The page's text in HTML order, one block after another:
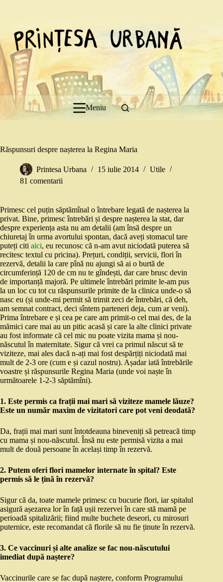
Meniu
Răspunsuri despre nașterea la Regina Maria
Printesa Urbana 15 iulie 2014
Utile
81 comentarii
Primesc cel puțin săptămînal o întrebare legată de nașterea la
privat. Bine, primesc întrebări și despre nașterea la stat, dar
despre experiența asta nu am detalii (am însă despre un
chiuretaj în urma avortului spontan, dacă aveți stomacul tare
puteți citi aici, eu recunosc că n-am avut niciodată puterea să
recitesc textul cu pricina). Prețuri, condiții, servicii, flori în
rezervă, detalii la care pînă nu ajungi să ai o burtă de
circumferință 120 de cm nu te gîndești, dar care brusc devin
de importanță majoră. Pe ultimele întrebări primite le-am pus
la un loc cu tot cu răspunsurile primite de la clinica unde-o să
nasc eu (și unde-mi permit să trimit zeci de întrebări, că deh,
am semnat contract, deci sîntem parteneri deja, cum ar veni).
Prima întrebare e și cea pe care am primit-o cel mai des, de la
mămici care mai au un pitic acasă și care la alte clinici private
au fost informate că cel mic nu poate vizita mama și nou-
născutul în maternitate. Sigur că vrei ca primul născut să te
viziteze, mai ales dacă n-ați mai fost despărțiți niciodată mai
mult de 2-3 ore (cum e și cazul nostru). Așadar iată întrebările
voastre și răspunsurile Regina Maria (unde voi naște în
următoarele 1-2-3 săptămîni).
1. Este permis ca frații mai mari să viziteze mamele lăuze?
Este un număr maxim de vizitatori care pot veni deodată?
Da, frații mai mari sunt întotdeauna bineveniți să petreacă timp
cu mama și nou-născutul. Însă nu este permisă vizita a mai
mult de două persoane în același timp în rezervă.
2. Putem oferi flori mamelor internate în spital? Este
permis să le țină în rezervă?
Sigur că da, toate mamele primesc cu bucurie flori, iar spitalul
asigură așezarea lor în față ușii rezervei în care stă mamă pe
perioadă spitalizării; fiind multe buchete deseori, cu mirosuri
puternice, este recomandat că florile să nu fie ținute în rezervă.
3. Ce vaccinuri și alte analize se fac nou-născutului
imediat după naștere?
Vaccinurile care se fac după naștere, conform Programului